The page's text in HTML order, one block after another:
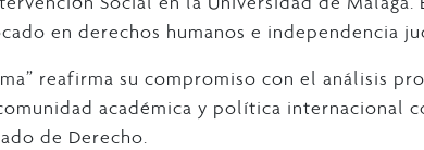
en derechos humanos e independencia
reafirma su compromiso con el análisis
académica y política internacional
de Derecho.